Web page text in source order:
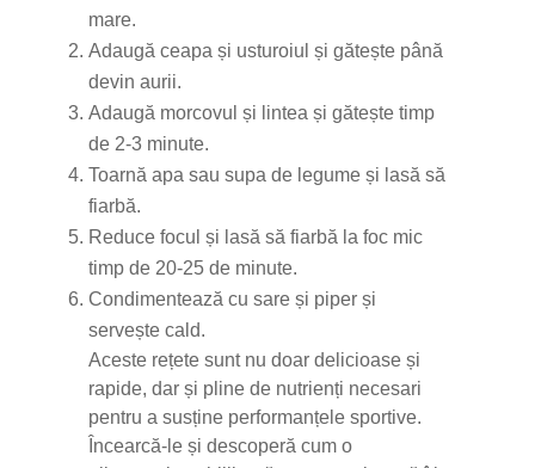
mare.
Adaugă ceapa și usturoiul și gătește până
devin aurii.
Adaugă morcovul și lintea și gătește timp
de 2-3 minute.
Toarnă apa sau supa de legume și lasă să
fiarbă.
Reduce focul și lasă să fiarbă la foc mic
timp de 20-25 de minute.
Condimentează cu sare și piper și
servește cald.
Aceste rețete sunt nu doar delicioase și
rapide, dar și pline de nutrienți necesari
pentru a susține performanțele sportive.
Încearcă-le și descoperă cum o